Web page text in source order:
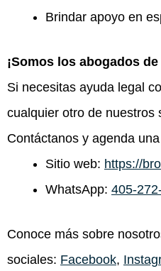
Brindar apoyo en
¡Somos los abogados
Si necesitas ayuda legal
cualquier otro de nuestros
Contáctanos y agenda
Sitio web: https://
WhatsApp: 405-
Conoce más sobre
sociales: Facebook,